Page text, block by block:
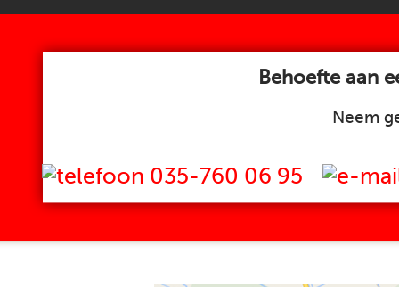
Behoefte aan
Neem
035-760 06 95